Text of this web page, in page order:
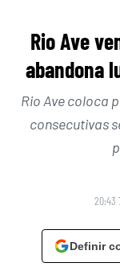
Rio Ave
abandona
Rio Ave coloca
consecutivas
20:43
Definir